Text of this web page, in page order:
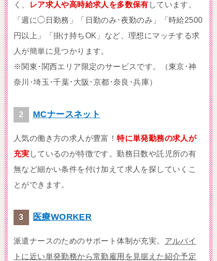
く、
レア求人や高時給求人を多数保有 しています。
「週に◯日勤務」「日勤のみ･夜勤のみ」「時給2500
円以上」「掛け持ちOK」など、理想にマッチする求
人が簡単に見つかります。
※関東･関西エリア限定のサービスです。（東京･神
奈川･埼玉･千葉･大阪･京都･奈良･兵庫）
MCナースネット
人気の働き方の求人が豊富！特に単発勤務の求人が
充実 しているのが特徴です。勤務日数や託児所の有
無など細かい条件を付け加えて求人を探していくこ
とができます。
医療WORKER
派遣ナースのためのサポート体制が充実。 アルバイ
トに近い単発勤務から常勤雇用を見据えた紹介予定